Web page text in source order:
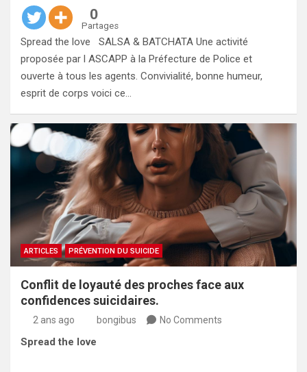
0
Partages
Spread the love SALSA & BATCHATA Une activité
proposée par l ASCAPP à la Préfecture de Police et
ouverte à tous les agents. Convivialité, bonne humeur,
esprit de corps voici ce…
ARTICLES PRÉVENTION DU SUICIDE
Conflit de loyauté des proches face aux
confidences suicidaires.
2 ans ago bongibus No Comments
Spread the love